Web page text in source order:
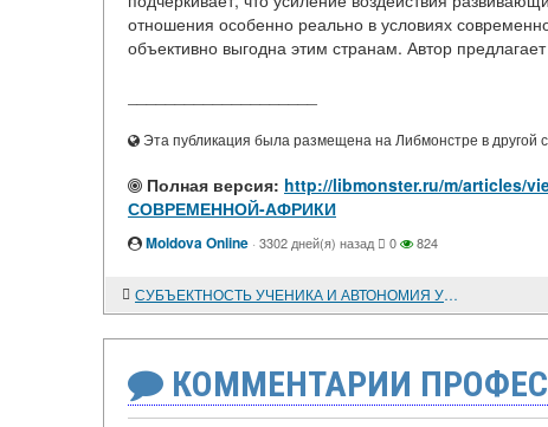
отношения особенно реально в условиях
объективно выгодна этим странам. Автор
Эта публикация была размещена на Либмонстре в другой
Полная версия: http://libmonster.ru/m/
СОВРЕМЕННОЙ-АФРИКИ
Moldova Online · 3302 дней(я) назад 0 824
СУБЪЕКТНОСТЬ УЧЕНИКА И АВТОНОМИЯ УЧИТЕЛЯ: ОБРАЗОВАТЕЛЬНО-ФИЛОСОФСКИЙ АНАЛИЗ
КОММЕНТАРИИ